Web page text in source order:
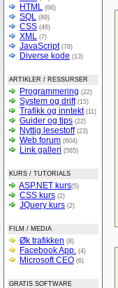
HTML (66)
SQL (89)
CSS (46)
XML (7)
JavaScript (78)
Diverse kode (13)
ARTIKLER / RESSURSER
Programmering (22)
System og drift (15)
Trafikk og inntekt (11)
Guider og tips (22)
Nyttig lesestoff (23)
Web forum (604)
Link galleri (565)
KURS / TUTORIALS
ASP.NET kurs(5)
CSS kurs (2)
JQuery kurs (2)
FILM / MEDIA
Øk trafikken (8)
Facebook App. (4)
Microsoft CEO (6)
GRATIS SOFTWARE